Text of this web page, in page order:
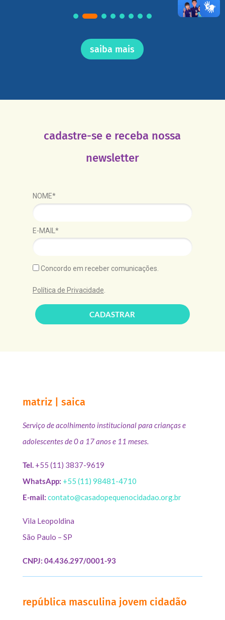
saiba mais
cadastre-se e receba nossa
newsletter
NOME*
E-MAIL*
Concordo em receber comunicações.
Política de Privacidade.
CADASTRAR
matriz | saica
Serviço de acolhimento institucional para crianças e
adolescentes de 0 a 17 anos e 11 meses.
Tel.+55 (11) 3837-9619
WhatsApp: +55 (11) 98481-4710
E-mail: contato@casadopequenocidadao.org.br
Vila Leopoldina
São Paulo – SP
CNPJ: 04.436.297/0001-93
república masculina jovem cidadão